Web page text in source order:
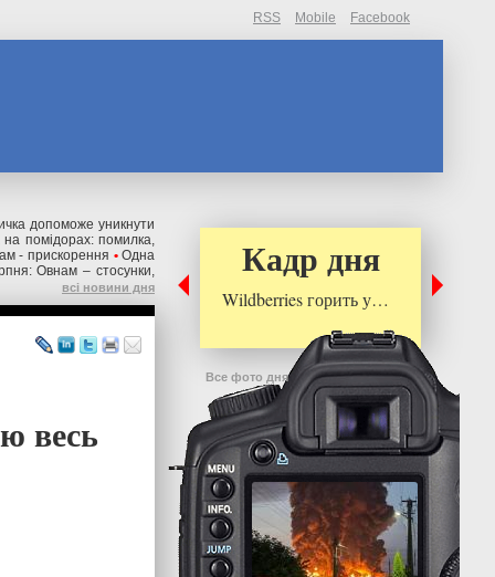
RSS Mobile Facebook
допоможе уникнути
помідорах: помилка,
- прискорення • Одна
Овнам – стосунки,
всі новини дня
весь
Кадр дня
Wildberries горить у…
Все фото дня